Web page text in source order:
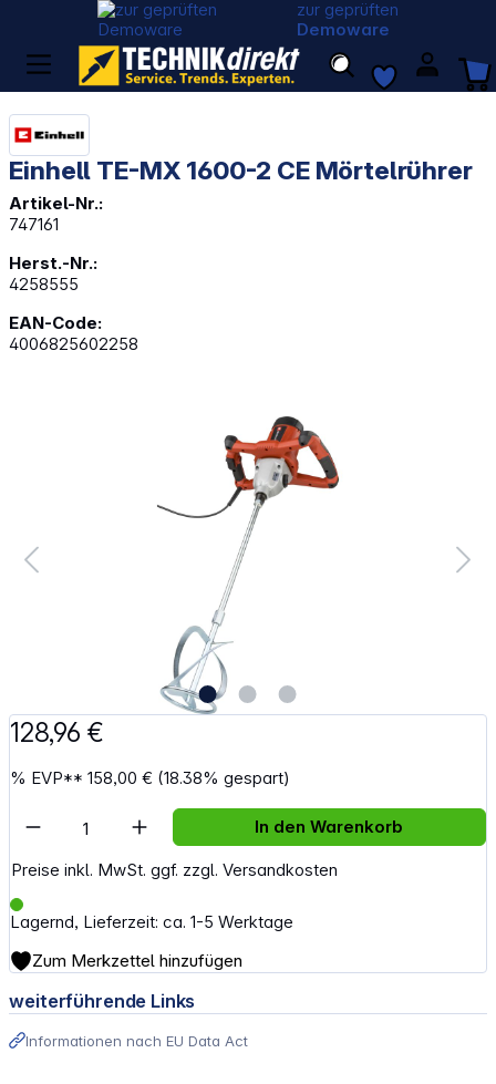
zur geprüften
Demoware
Einhell TE-MX 1600-2 CE Mörtelrührer
Artikel-Nr.:
747161
Herst.-Nr.:
4258555
EAN-Code:
4006825602258
128,96 €
% EVP**158,00 € (18.38% gespart)
Preise inkl. MwSt. ggf. zzgl. Versandkosten
Lagernd, Lieferzeit: ca. 1-5 Werktage
Artikel Anzahl: Gib den gewünschten
In den Warenkorb
Zum Merkzettel hinzufügen
weiterführende Links
Informationen nach EU Data Act